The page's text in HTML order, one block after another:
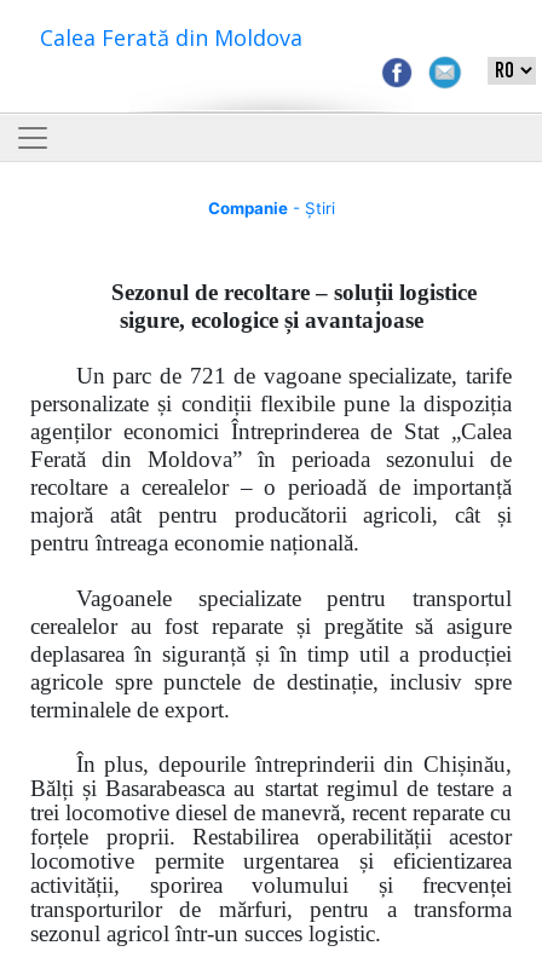
Calea Ferată din Moldova
Companie- Știri
Sezonul de recoltare – soluții logistice
sigure, ecologice și avantajoase
Un parc de 721 de vagoane specializate, tarife
personalizate și condiții flexibile pune la dispoziția
agenților economici Întreprinderea de Stat „Calea
Ferată din Moldova” în perioada sezonului de
recoltare a cerealelor – o perioadă de importanță
majoră atât pentru producătorii agricoli, cât și
pentru întreaga economie națională.
Vagoanele specializate pentru transportul
cerealelor au fost reparate și pregătite să asigure
deplasarea în siguranță și în timp util a producției
agricole spre punctele de destinație, inclusiv spre
terminalele de export.
În plus, depourile întreprinderii din Chișinău,
Bălți și Basarabeasca au startat regimul de testare a
trei locomotive diesel de manevră, recent reparate cu
forțele proprii. Restabilirea operabilității acestor
locomotive permite urgentarea și eficientizarea
activității, sporirea volumului și frecvenței
transporturilor de mărfuri,pentru a transforma
sezonul agricol într-un succes logistic.